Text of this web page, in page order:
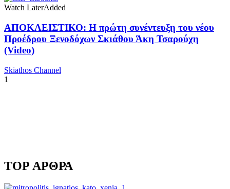
Watch LaterAdded
ΑΠΟΚΛΕΙΣΤΙΚΟ: Η πρώτη συνέντευξη του νέου
Προέδρου Ξενοδόχων Σκιάθου Άκη Τσαρούχη
(Video)
Skiathos Channel
1
TOP ΑΡΘΡΑ